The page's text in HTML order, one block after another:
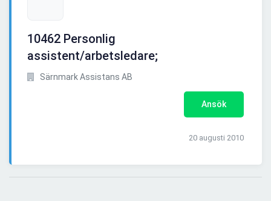
10462 Personlig
assistent/arbetsledare;
Särnmark Assistans AB
Ansök
20 augusti 2010